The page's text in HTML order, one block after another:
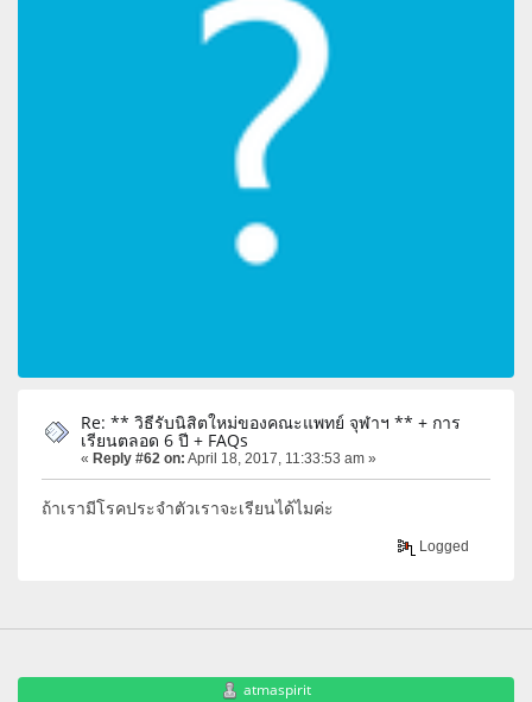
Re: ** วิธีรับนิสิตใหม่ของคณะแพทย์ จุฬาฯ ** + การ
เรียนตลอด 6 ปี + FAQs
« Reply #62 on: April 18, 2017, 11:33:53 am »
ถ้าเรามีโรคประจำตัวเราจะเรียนได้ไมค่ะ
Logged
atmaspirit